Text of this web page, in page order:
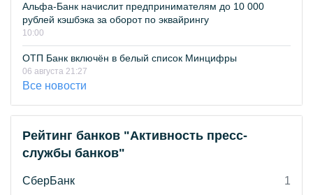
Альфа-Банк начислит предпринимателям до 10 000
рублей кэшбэка за оборот по эквайрингу
10:00
ОТП Банк включён в белый список Минцифры
06 августа 21:27
Все новости
Рейтинг банков "Активность пресс-
службы банков"
СберБанк
1